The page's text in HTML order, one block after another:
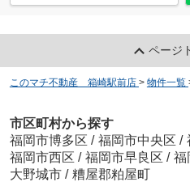
ページ
このマチ不動産 箱崎駅前店 > 物件一覧
市区町村から探す
福岡市博多区 / 福岡市中央区 /
福岡市西区 / 福岡市早良区 / 福
大野城市 / 糟屋郡粕屋町